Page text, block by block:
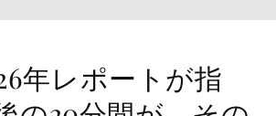
年レポートが指